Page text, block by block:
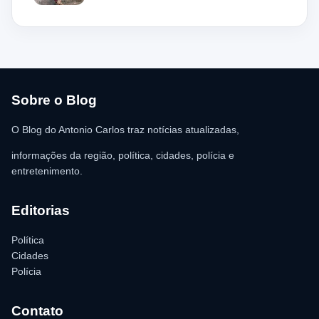
aparentando estar desacordado. De acordo com a vítima,
chegada dos policiais. O Serviço de Atendimento Móvel de
para as providências legais.
Sobre o Blog
O Blog do Antonio Carlos traz notícias atualizadas,
informações da região, política, cidades, polícia e
entretenimento.
Editorias
Política
Cidades
Polícia
Contato